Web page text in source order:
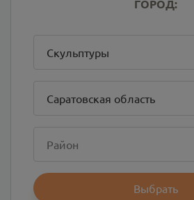
ГОРОД:
Скульптуры
Саратовская область
Район
Выбрать